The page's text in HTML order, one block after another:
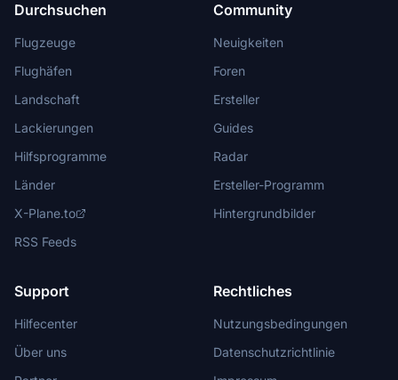
Durchsuchen
Flugzeuge
Flughäfen
Landschaft
Lackierungen
Hilfsprogramme
Länder
X-Plane.to
RSS Feeds
Community
Neuigkeiten
Foren
Ersteller
Guides
Radar
Ersteller-Programm
Hintergrundbilder
Support
Hilfecenter
Über uns
Rechtliches
Nutzungsbedingungen
Datenschutzrichtlinie